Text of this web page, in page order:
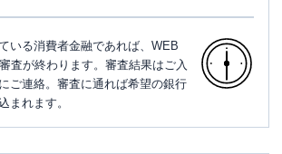
いる消費者金融であれば、WEB
査が終わります。審査結果はご入
ご連絡。審査に通れば希望の銀行
まれます。